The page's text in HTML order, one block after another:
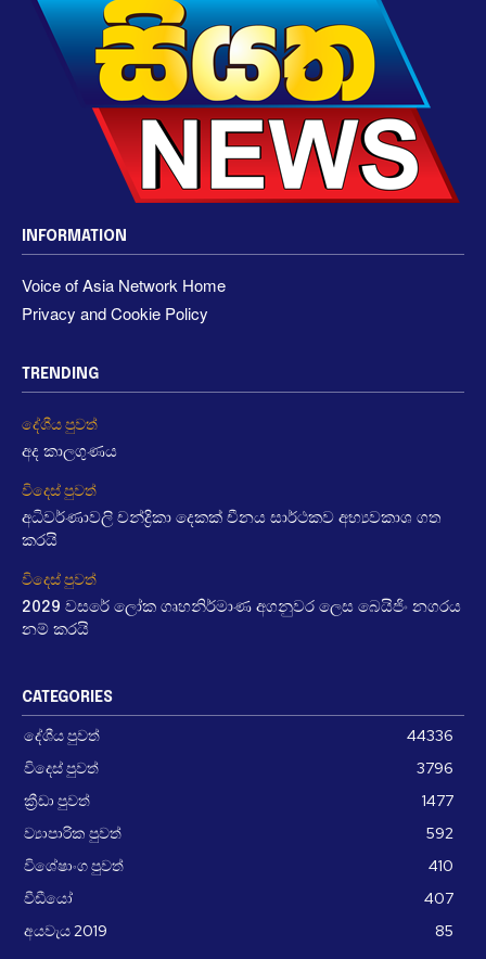
INFORMATION
Voice of Asia Network Home
Privacy and Cookie Policy
TRENDING
දේශීය පුවත්
අද කාලගුණය
විදෙස් පුවත්
අධිවර්ණාවලි චන්ද්‍රිකා දෙකක් චීනය සාර්ථකව අභ්‍යවකාශ ගත
කරයි
විදෙස් පුවත්
2029 වසරේ ලෝක ගෘහනිර්මාණ අගනුවර ලෙස බෙයිජිං නගරය
නම් කරයි
CATEGORIES
දේශීය පුවත්
44336
විදෙස් පුවත්
3796
ක්‍රීඩා පුවත්
1477
ව්‍යාපාරික පුවත්
592
විශේෂාංග පුවත්
410
වීඩීයෝ
407
අයවැය 2019
85